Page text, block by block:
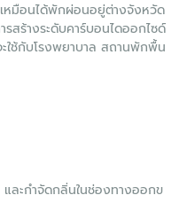
เหมือนได้พักผ่อนอยู่ต่างจังหวัด
รสร้างระดับคาร์บอนไดออกไซด์
ใช้กับโรงพยาบาล สถานพักพื้น
ละกำจัดกลิ่นในช่องทางออกข